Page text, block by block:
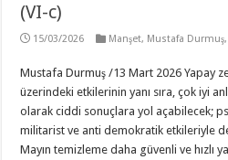
(VI-c)
15/03/2026 Manşet, Mustafa Durmuş
Mustafa Durmuş /13 Mart 2026 Yapay
üzerindeki etkilerinin yanı sıra, çok iyi
olarak ciddi sonuçlara yol açabilecek;
militarist ve anti demokratik etkileriyle de
Mayın temizleme daha güvenli ve hızlı